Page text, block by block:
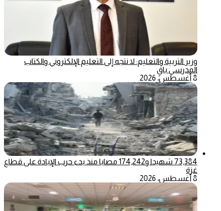
وزير التربية والتعليم: لا نتجه إلى التعليم الإلكتروني والكتاب
المدرسي باقٍ
8 أغسطس، 2026
73,384 شهيدا و174,242 مصابا منذ بدء حرب الإبادة على قطاع
غزة
8 أغسطس، 2026